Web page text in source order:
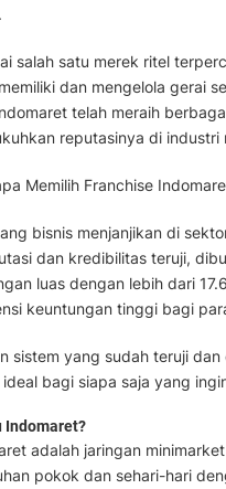
salah satu merek ritel
dan mengelola gerai
telah meraih
reputasinya di industri
Memilih Franchise
bisnis menjanjikan di
dan kredibilitas teruji,
luas dengan lebih dari
keuntungan tinggi bagi
sistem yang sudah teruji
ideal bagi siapa saja yang
Indomaret?
adalah jaringan
pokok dan sehari-hari